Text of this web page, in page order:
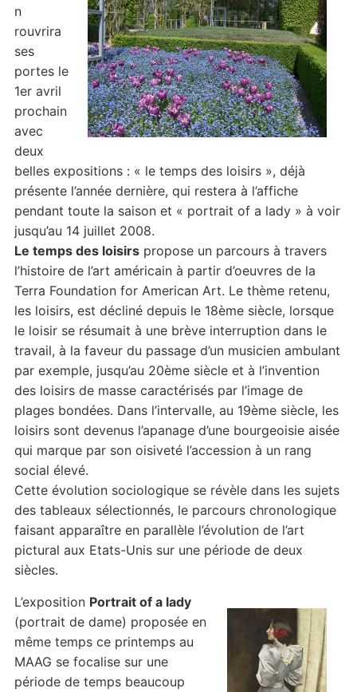
n
rouvrira
ses
portes le
1er avril
prochain
avec
deux
belles expositions : « le temps des loisirs », déjà
présente l’année dernière, qui restera à l’affiche
pendant toute la saison et « portrait of a lady » à voir
jusqu’au 14 juillet 2008.
Le temps des loisirspropose un parcours à travers
l’histoire de l’art américain à partir d’oeuvres de la
Terra Foundation for American Art. Le thème retenu,
les loisirs, est décliné depuis le 18ème siècle, lorsque
le loisir se résumait à une brève interruption dans le
travail, à la faveur du passage d’un musicien ambulant
par exemple, jusqu’au 20ème siècle et à l’invention
des loisirs de masse caractérisés par l’image de
plages bondées. Dans l’intervalle, au 19ème siècle, les
loisirs sont devenus l’apanage d’une bourgeoisie aisée
qui marque par son oisiveté l’accession à un rang
social élevé.
Cette évolution sociologique se révèle dans les sujets
des tableaux sélectionnés, le parcours chronologique
faisant apparaître en parallèle l’évolution de l’art
pictural aux Etats-Unis sur une période de deux
siècles.
L’exposition Portrait of a lady
(portrait de dame) proposée en
même temps ce printemps au
MAAG se focalise sur une
période de temps beaucoup